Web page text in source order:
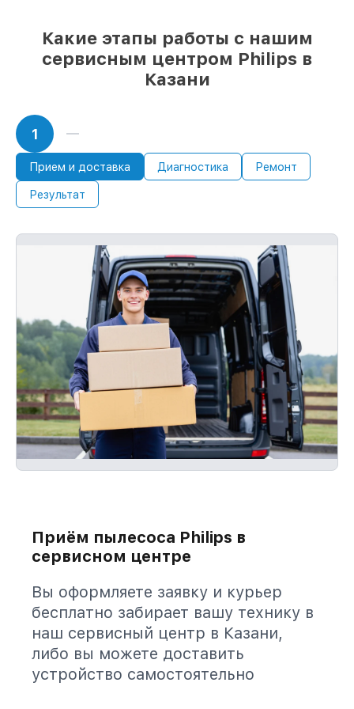
сразу
Какие этапы работы с нашим
сервисным центром Philips в
Казани
1
Прием и доставка Диагностика Ремонт
Результат
Приём пылесоса Philips в
сервисном центре
Вы оформляете заявку и курьер
бесплатно забирает вашу технику в
наш сервисный центр в Казани,
либо вы можете доставить
устройство самостоятельно